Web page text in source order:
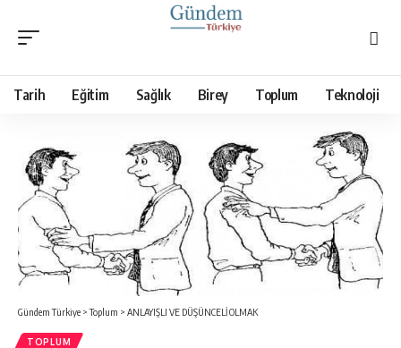
Tarih Eğitim Sağlık Birey Toplum Teknoloji
Gündem Türkiye >Toplum > ANLAYIŞLI VE DÜŞÜNCELİ OLMAK
TOPLUM